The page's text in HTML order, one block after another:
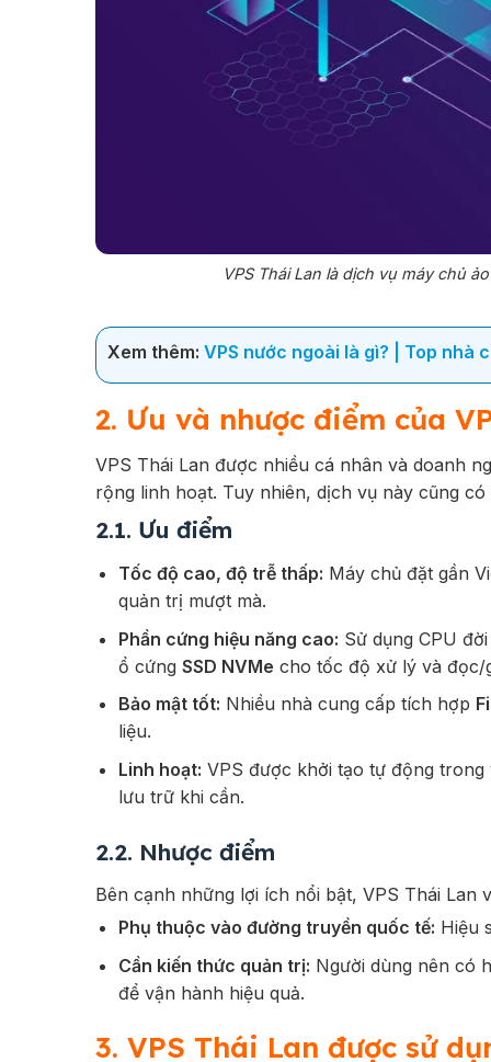
VPS Thái Lan là dịch vụ máy chủ
Xem thêm: VPS nước ngoài là gì? | Top nhà
2. Ưu và nhược điểm của
VPS Thái Lan được nhiều cá nhân và doanh
rộng linh hoạt. Tuy nhiên, dịch vụ này cũng
2.1. Ưu điểm
Tốc độ cao, độ trễ thấp: Máy chủ đặt gần
quản trị mượt mà.
Phần cứng hiệu năng cao: Sử dụng CPU
ổ cứng SSD NVMe cho tốc độ xử lý và đọc/
Bảo mật tốt: Nhiều nhà cung cấp tích hợp
liệu.
Linh hoạt: VPS được khởi tạo tự động trong
lưu trữ khi cần.
2.2. Nhược điểm
Bên cạnh những lợi ích nổi bật, VPS Thái Lan
Phụ thuộc vào đường truyền quốc tế: Hiệu
Cần kiến thức quản trị: Người dùng nên có
để vận hành hiệu quả.
3. VPS Thái Lan được sử